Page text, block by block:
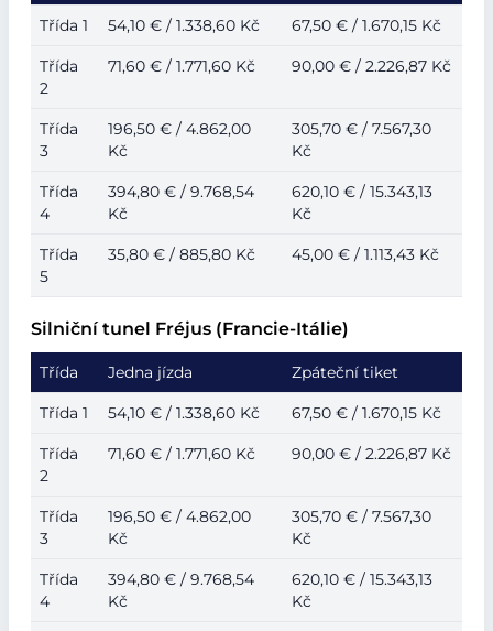
Třída 1 54,10 € / 1.338,60 Kč 67,50 € / 1.670,15 Kč
Třída
2
71,60 € / 1.771,60 Kč 90,00 € / 2.226,87 Kč
Třída
3
196,50 € / 4.862,00
Kč
305,70 € / 7.567,30
Kč
Třída
4
394,80 € / 9.768,54
Kč
620,10 € / 15.343,13
Kč
Třída
5
35,80 € / 885,80 Kč 45,00 € / 1.113,43 Kč
Silniční tunel Fréjus (Francie-Itálie)
Třída Jedna jízda Zpáteční tiket
Třída 1 54,10 € / 1.338,60 Kč 67,50 € / 1.670,15 Kč
Třída
2
71,60 € / 1.771,60 Kč 90,00 € / 2.226,87 Kč
Třída
3
196,50 € / 4.862,00
Kč
305,70 € / 7.567,30
Kč
Třída
4
394,80 € / 9.768,54
Kč
620,10 € / 15.343,13
Kč